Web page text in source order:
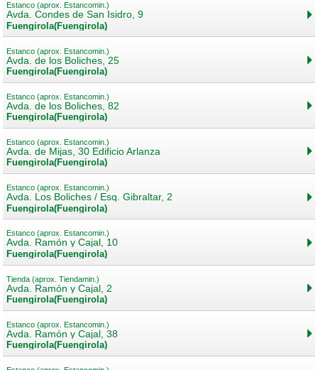
Estanco (aprox. Estancomin.)
Avda. Condes de San Isidro, 9
Fuengirola(Fuengirola)
Estanco (aprox. Estancomin.)
Avda. de los Boliches, 25
Fuengirola(Fuengirola)
Estanco (aprox. Estancomin.)
Avda. de los Boliches, 82
Fuengirola(Fuengirola)
Estanco (aprox. Estancomin.)
Avda. de Mijas, 30 Edificio Arlanza
Fuengirola(Fuengirola)
Estanco (aprox. Estancomin.)
Avda. Los Boliches / Esq. Gibraltar, 2
Fuengirola(Fuengirola)
Estanco (aprox. Estancomin.)
Avda. Ramón y Cajal, 10
Fuengirola(Fuengirola)
Tienda (aprox. Tiendamin.)
Avda. Ramón y Cajal, 2
Fuengirola(Fuengirola)
Estanco (aprox. Estancomin.)
Avda. Ramón y Cajal, 38
Fuengirola(Fuengirola)